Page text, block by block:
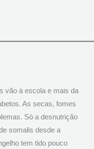
vão à escola e mais da
As secas, fomes
Só a desnutrição
somalis desde a
tem tido pouco